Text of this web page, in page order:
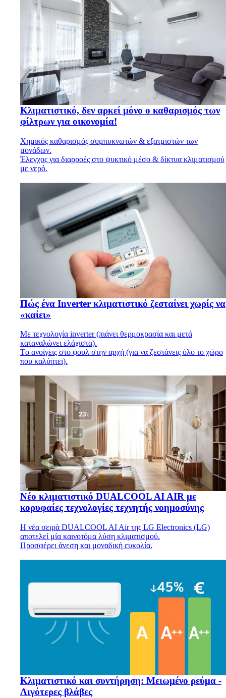
Κλιματιστικό, δεν αρκεί μόνο ο καθαρισμός των
φίλτρων για οικονομία!
Χημικός καθαρισμός συμπυκνωτών & εξατμιστών των
μονάδων.
Έλεγχος για διαρροές στο ψυκτικό μέσο & δίκτυα κλιματισμού
με νερό.
Πώς ένα Inverter κλιματιστικό ζεσταίνει χωρίς να
«καίει»
Με τεχνολογία inverter (πιάνει θερμοκρασία και μετά
καταναλώνει ελάχιστα).
Tο ανοίγεις στο φουλ στην αρχή (για να ζεστάνεις όλο το χώρο
που καλύπτει).
Νέο κλιματιστικό DUALCOOL AI AIR με
κορυφαίες τεχνολογίες τεχνητής νοημοσύνης
Η νέα σειρά DUALCOOL AI Air της LG Electronics (LG)
αποτελεί μία καινοτόμα λύση κλιματισμού.
Προσφέρει άνεση και μοναδική ευκολία.
Κλιματιστικό και συντήρηση: Μειωμένο ρεύμα -
Λιγότερες βλάβες